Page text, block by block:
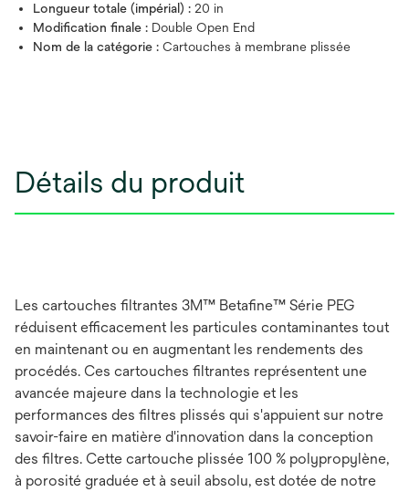
Longueur totale (impérial) : 20 in
Modification finale : Double Open End
Nom de la catégorie : Cartouches à membrane plissée
Détails du produit
Les cartouches filtrantes 3M™ Betafine™ Série PEG
réduisent efficacement les particules contaminantes tout
en maintenant ou en augmentant les rendements des
procédés. Ces cartouches filtrantes représentent une
avancée majeure dans la technologie et les
performances des filtres plissés qui s'appuient sur notre
savoir-faire en matière d'innovation dans la conception
des filtres. Cette cartouche plissée 100 % polypropylène,
à porosité graduée et à seuil absolu, est dotée de notre